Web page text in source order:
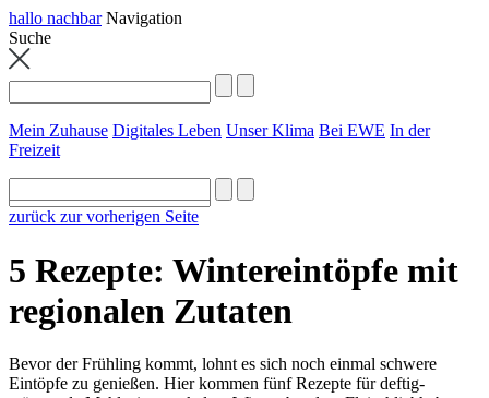
hallo nachbar Navigation
Suche
Mein Zuhause Digitales Leben Unser Klima Bei EWE In der
Freizeit
zurück zur vorherigen Seite
5 Rezepte: Wintereintöpfe mit
regionalen Zutaten
Bevor der Frühling kommt, lohnt es sich noch einmal schwere
Eintöpfe zu genießen. Hier kommen fünf Rezepte für deftig-